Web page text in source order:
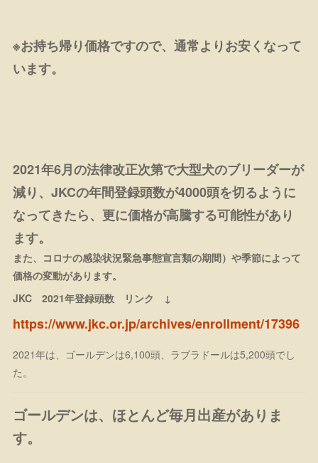
※お持ち帰り価格ですので、通常よりお安くなって
います。
2021年6月の法律改正次第で大型犬のブリーダーが
減り、JKCの年間登録頭数が4000頭を切るように
なってきたら、更に価格が高騰する可能性があり
ます。
また、コロナの感染状況緊急事態宣言類の期間）や季節によって
価格の変動があります。
JKC 2021年登録頭数 リンク ↓
https://www.jkc.or.jp/archives/enrollment/17396
2021年は、ゴールデンは6,100頭、ラブラドールは5,200頭でし
た。
ゴールデンは、ほとんど毎月出産がありま
す。